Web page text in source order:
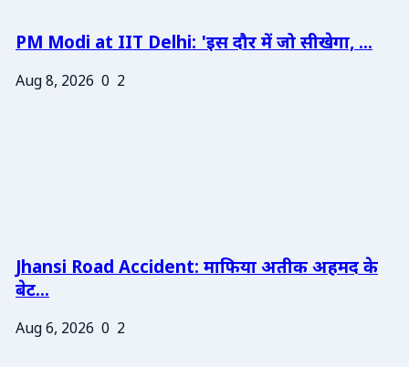
PM Modi at IIT Delhi: 'इस दौर में जो सीखेगा, ...
Aug 8, 2026 0 2
Jhansi Road Accident: माफिया अतीक अहमद के
बेट...
Aug 6, 2026 0 2